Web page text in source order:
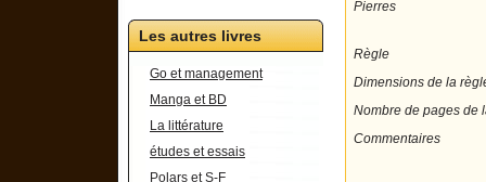
Les autres livres
Go et management
Manga et BD
La littérature
études et essais
Polars et S-F
Pierres
Règle
Dimensions de la
Nombre de pages de
Commentaires